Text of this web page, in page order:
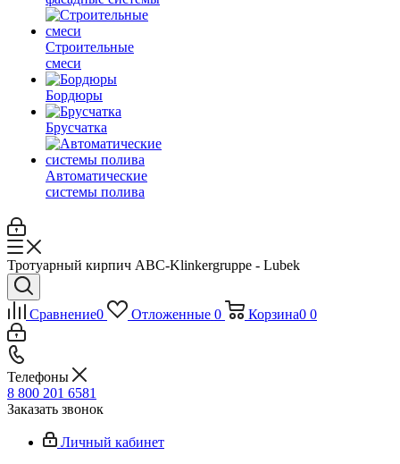
Строительные
смеси
Бордюры
Брусчатка
Автоматические
системы полива
Тротуарный кирпич ABC-Klinkergruppe - Lubek
Сравнение0 Отложенные 0 Корзина0 0
Телефоны
8 800 201 6581
Заказать звонок
Личный кабинет